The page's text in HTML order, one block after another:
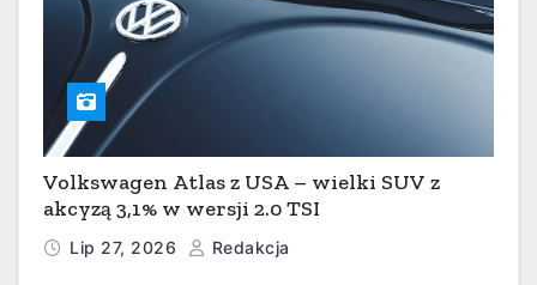
Volkswagen Atlas z USA – wielki SUV z
akcyzą 3,1% w wersji 2.0 TSI
Lip 27, 2026 Redakcja